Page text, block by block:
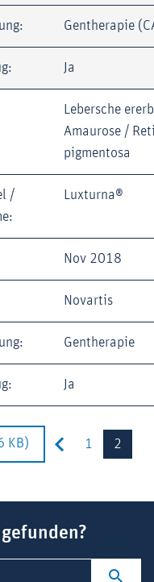
Gentherapie
Ja
Lebersche
Amaurose /
pigmentosa
/
Luxturna®
Nov 2018
Novartis
Gentherapie
Ja
KB) 1 2